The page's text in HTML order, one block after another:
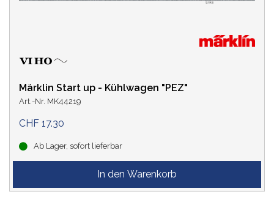
Märklin Start up - Kühlwagen "PEZ"
Art.-Nr. MK44219
CHF 17.30
Ab Lager, sofort lieferbar